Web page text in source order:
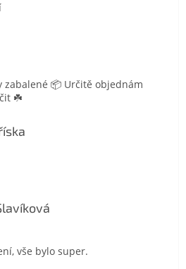
je 5 z 5 hvězdiček.
zabalené 📦 Určitě objednám
☘️
je 5 z 5 hvězdiček.
je 5 z 5 hvězdiček.
vše bylo super.